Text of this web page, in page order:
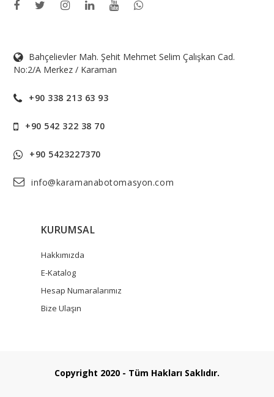
Bahçelievler Mah. Şehit Mehmet Selim Çalışkan Cad.
No:2/A Merkez / Karaman
+90 338 213 63 93
+90 542 322 38 70
+90 5423227370
info@karamanabotomasyon.com
KURUMSAL
Hakkımızda
E-Katalog
Hesap Numaralarımız
Bize Ulaşın
Copyright 2020 - Tüm Hakları Saklıdır.